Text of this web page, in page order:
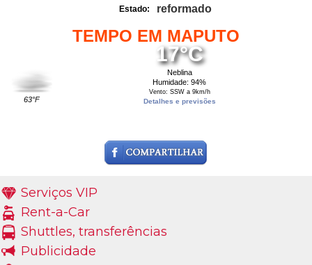
Estado: reformado
TEMPO EM MAPUTO
63°F
17°C
Neblina
Humidade: 94%
Vento: SSW a 9km/h
Detalhes e previsões
Serviços VIP
Rent-a-Car
Shuttles, transferências
Publicidade